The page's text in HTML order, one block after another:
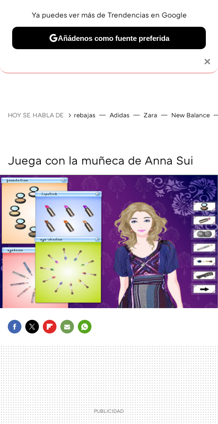
HOY SE HABLA DE rebajas Adidas Zara New Balance
Juega con la muñeca de Anna Sui
MAIL
×
Ya puedes ver más de Trendencias en Google
Añádenos como fuente preferida